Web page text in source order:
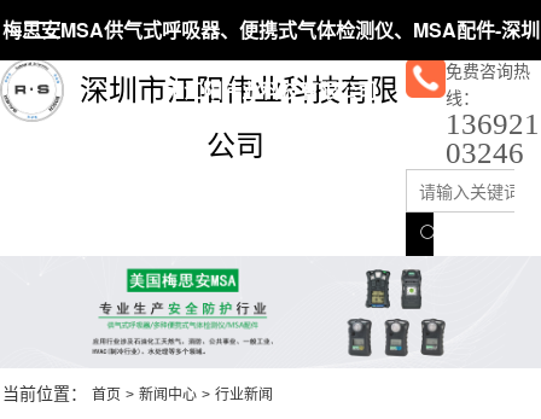
梅思安MSA供气式呼吸器、便携式气体检测仪、MSA配件-深圳
市江阳伟业科技有限公司
深圳市江阳伟业科技有限
公司
免费咨询热
线：
136921
03246
当前位置： 首页 > 新闻中心 > 行业新闻